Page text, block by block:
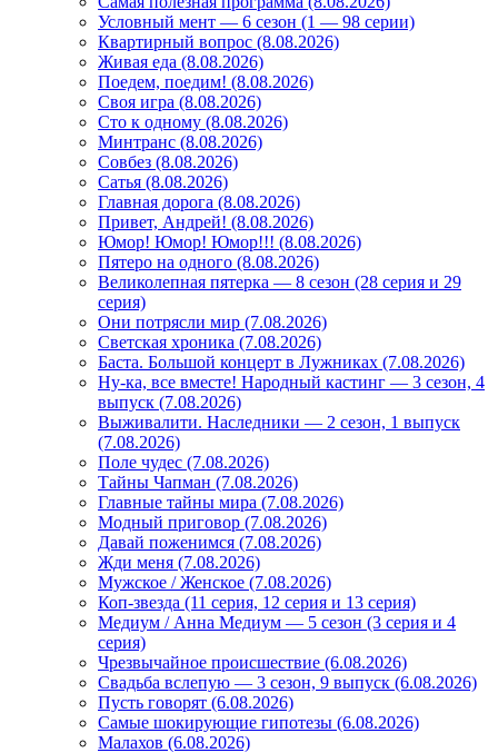
Условный мент — 6 сезон (1 — 98 серии)
Квартирный вопрос (8.08.2026)
Живая еда (8.08.2026)
Поедем, поедим! (8.08.2026)
Своя игра (8.08.2026)
Сто к одному (8.08.2026)
Минтранс (8.08.2026)
Совбез (8.08.2026)
Сатья (8.08.2026)
Главная дорога (8.08.2026)
Привет, Андрей! (8.08.2026)
Юмор! Юмор! Юмор!!! (8.08.2026)
Пятеро на одного (8.08.2026)
Великолепная пятерка — 8 сезон (28 серия и 29
серия)
Они потрясли мир (7.08.2026)
Светская хроника (7.08.2026)
Баста. Большой концерт в Лужниках (7.08.2026)
Ну-ка, все вместе! Народный кастинг — 3 сезон, 4
выпуск (7.08.2026)
Выживалити. Наследники — 2 сезон, 1 выпуск
(7.08.2026)
Поле чудес (7.08.2026)
Тайны Чапман (7.08.2026)
Главные тайны мира (7.08.2026)
Модный приговор (7.08.2026)
Давай поженимся (7.08.2026)
Жди меня (7.08.2026)
Мужское / Женское (7.08.2026)
Коп-звезда (11 серия, 12 серия и 13 серия)
Медиум / Анна Медиум — 5 сезон (3 серия и 4
серия)
Чрезвычайное происшествие (6.08.2026)
Свадьба вслепую — 3 сезон, 9 выпуск (6.08.2026)
Пусть говорят (6.08.2026)
Самые шокирующие гипотезы (6.08.2026)
Малахов (6.08.2026)